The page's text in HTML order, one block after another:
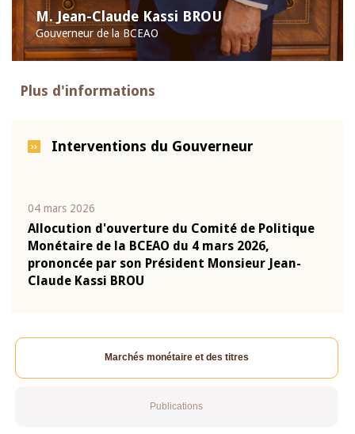
M. Jean-Claude Kassi BROU
Gouverneur de la BCEAO
Plus d'informations
Interventions du Gouverneur
04 mars 2026
Allocution d'ouverture du Comité de Politique
Monétaire de la BCEAO du 4 mars 2026,
prononcée par son Président Monsieur Jean-
Claude Kassi BROU
Marchés monétaire et des titres
Publications